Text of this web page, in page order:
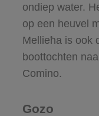
ondiep water.
op een heuvel
Mellieħa is ook
boottochten
Comino.
Gozo